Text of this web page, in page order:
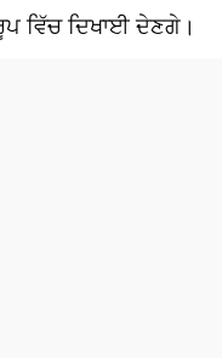
ਵਿੱਚ ਦਿਖਾਈ ਦੇਣਗੇ।